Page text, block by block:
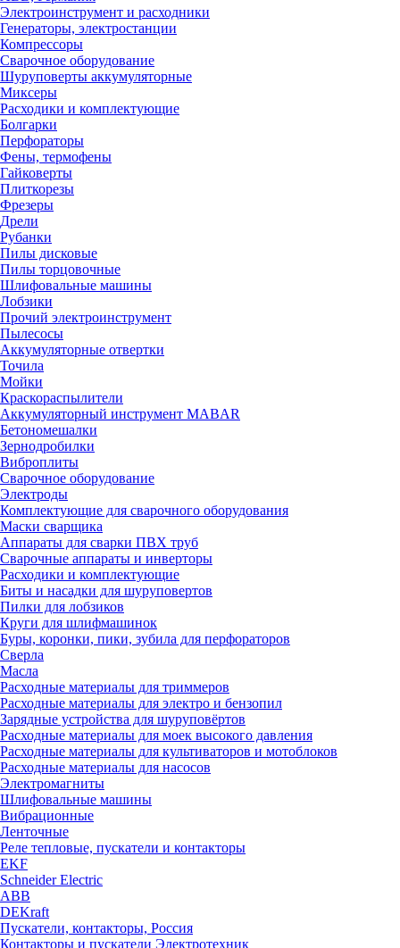
Электроинструмент и расходники
Генераторы, электростанции
Компрессоры
Сварочное оборудование
Шуруповерты аккумуляторные
Миксеры
Расходики и комплектующие
Болгарки
Перфораторы
Фены, термофены
Гайковерты
Плиткорезы
Фрезеры
Дрели
Рубанки
Пилы дисковые
Пилы торцовочные
Шлифовальные машины
Лобзики
Прочий электроинструмент
Пылесосы
Аккумуляторные отвертки
Точила
Мойки
Краскораспылители
Аккумуляторный инструмент MABAR
Бетономешалки
Зернодробилки
Виброплиты
Сварочное оборудование
Электроды
Комплектующие для сварочного оборудования
Маски сварщика
Аппараты для сварки ПВХ труб
Сварочные аппараты и инверторы
Расходики и комплектующие
Биты и насадки для шуруповертов
Пилки для лобзиков
Круги для шлифмашинок
Буры, коронки, пики, зубила для перфораторов
Сверла
Масла
Расходные материалы для триммеров
Расходные материалы для электро и бензопил
Зарядные устройства для шуруповёртов
Расходные материалы для моек высокого давления
Расходные материалы для культиваторов и мотоблоков
Расходные материалы для насосов
Электромагниты
Шлифовальные машины
Вибрационные
Ленточные
Реле тепловые, пускатели и контакторы
EKF
Schneider Electric
ABB
DEKraft
Пускатели, контакторы, Россия
Контакторы и пускатели Электротехник